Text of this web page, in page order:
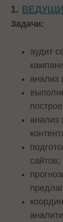
1.
Задачи:
аудит
анализ
анализ
сайтов;